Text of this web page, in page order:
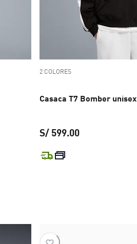
2 COLORES
Casaca T7 Bomber unisex
S/ 599.00